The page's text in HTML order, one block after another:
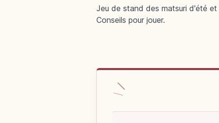
Jeu de stand des matsuri d'été
Conseils pour jouer.